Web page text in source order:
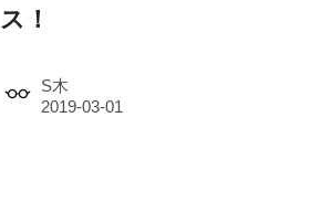
ス！
S木